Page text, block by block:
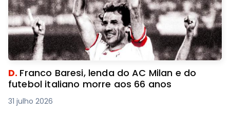
D. Franco Baresi, lenda do AC Milan e do
futebol italiano morre aos 66 anos
31 julho 2026